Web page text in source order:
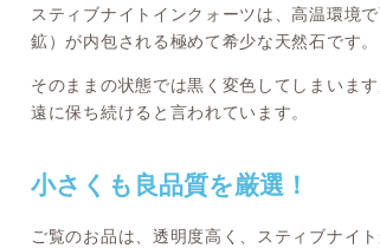
スティブナイトインクォーツは、高温環境
鉱）が内包される極めて希少な天然石です。
そのままの状態では黒く変色してしまいま
遠に保ち続けると言われています。
小さくも良品質を厳選！
ご覧のお品は、透明度高く、スティブナイ